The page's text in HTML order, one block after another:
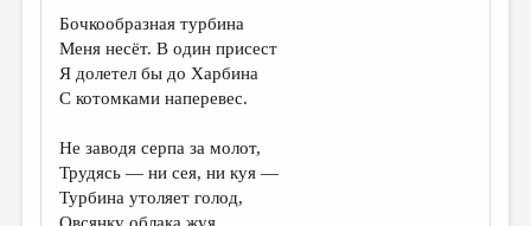
ОБЗОР ЛИТЕРАТУРЫ
СТРАНИЦЫ ПАМЯТИ
ОБЪЯВЛЕНИЯ
КОЛОНКА РЕДАКТОРА
РЕДКОЛЛЕГИЯ
Бочкообразная турбина
Меня несёт. В один присест
Я долетел бы до Харбина
С котомками наперевес.
Не заводя серпа за молот,
Трудясь — ни сея, ни куя —
Турбина утоляет голод,